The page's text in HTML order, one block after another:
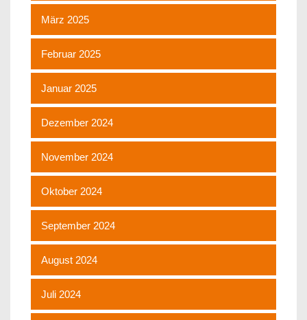
März 2025
Februar 2025
Januar 2025
Dezember 2024
November 2024
Oktober 2024
September 2024
August 2024
Juli 2024